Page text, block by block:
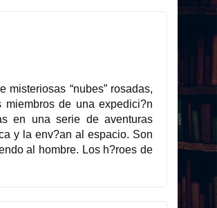
“nubes” rosadas,
de una expedici?n
en una serie de aventuras
y la env?an al espacio. Son
al hombre. Los h?roes de